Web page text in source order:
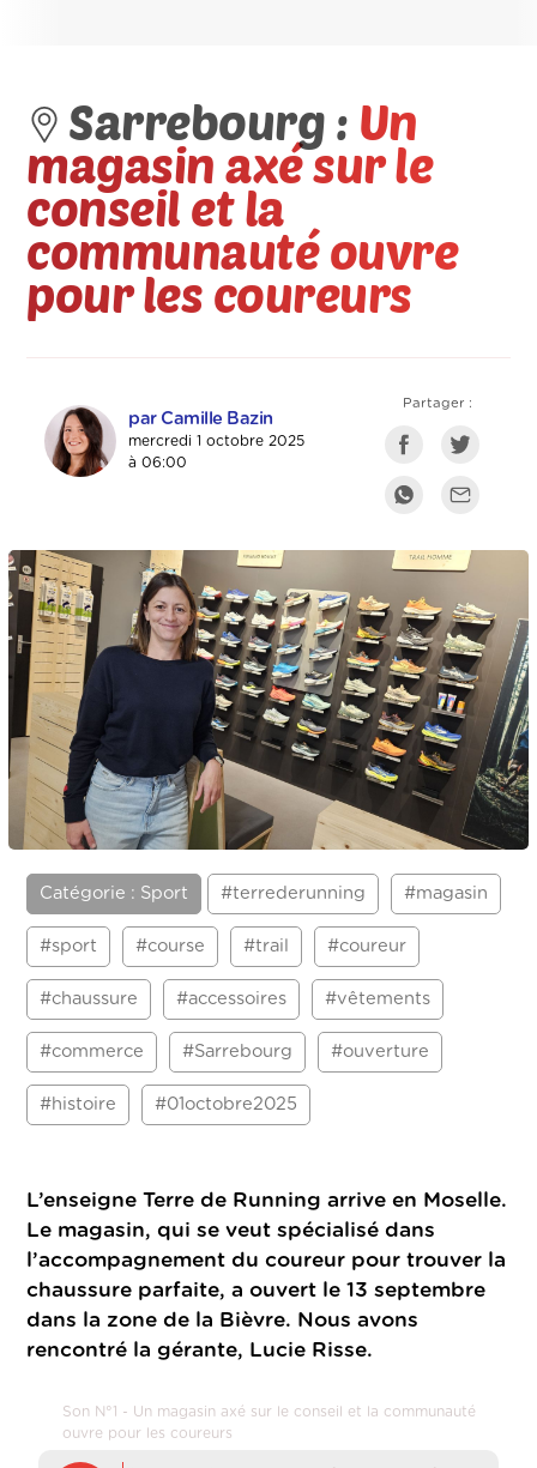
Sarrebourg : Un
magasin axé sur le
conseil et la
communauté ouvre
pour les coureurs
par Camille Bazin
mercredi 1 octobre 2025
à 06:00
Partager :
Catégorie : Sport #terrederunning #magasin
#sport #course #trail #coureur
#chaussure #accessoires #vêtements
#commerce #Sarrebourg #ouverture
#histoire #01octobre2025
L’enseigne Terre de Running arrive en Moselle.
Le magasin, qui se veut spécialisé dans
l’accompagnement du coureur pour trouver la
chaussure parfaite, a ouvert le 13 septembre
dans la zone de la Bièvre. Nous avons
rencontré la gérante, Lucie Risse.
Son N°1 - Un magasin axé sur le conseil et la communauté
ouvre pour les coureurs